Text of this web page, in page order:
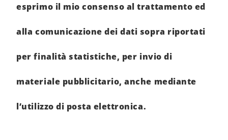
esprimo il mio consenso al trattamento ed
alla comunicazione dei dati sopra riportati
per finalità statistiche, per invio di
materiale pubblicitario, anche mediante
l’utilizzo di posta elettronica.